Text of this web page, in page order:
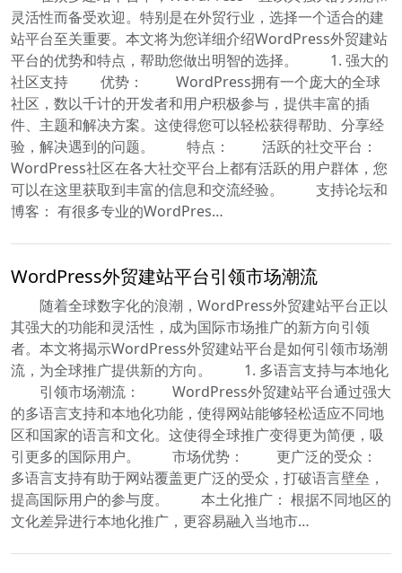
灵活性而备受欢迎。特别是在外贸行业，选择一个适合的建
站平台至关重要。本文将为您详细介绍WordPress外贸建站
平台的优势和特点，帮助您做出明智的选择。 1. 强大的
社区支持 优势： WordPress拥有一个庞大的全球
社区，数以千计的开发者和用户积极参与，提供丰富的插
件、主题和解决方案。这使得您可以轻松获得帮助、分享经
验，解决遇到的问题。 特点： 活跃的社交平台：
WordPress社区在各大社交平台上都有活跃的用户群体，您
可以在这里获取到丰富的信息和交流经验。 支持论坛和
博客： 有很多专业的WordPres…
WordPress外贸建站平台引领市场潮流
随着全球数字化的浪潮，WordPress外贸建站平台正以
其强大的功能和灵活性，成为国际市场推广的新方向引领
者。本文将揭示WordPress外贸建站平台是如何引领市场潮
流，为全球推广提供新的方向。 1. 多语言支持与本地化
引领市场潮流： WordPress外贸建站平台通过强大
的多语言支持和本地化功能，使得网站能够轻松适应不同地
区和国家的语言和文化。这使得全球推广变得更为简便，吸
引更多的国际用户。 市场优势： 更广泛的受众：
多语言支持有助于网站覆盖更广泛的受众，打破语言壁垒，
提高国际用户的参与度。 本土化推广： 根据不同地区的
文化差异进行本地化推广，更容易融入当地市…